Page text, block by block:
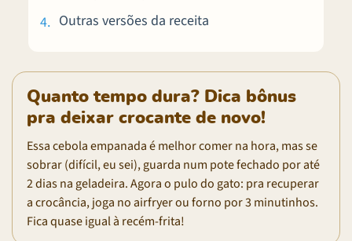
Outras versões da receita
Quanto tempo dura? Dica bônus
pra deixar crocante de novo!
Essa cebola empanada é melhor comer na hora, mas se
sobrar (difícil, eu sei), guarda num pote fechado por até
2 dias na geladeira. Agora o pulo do gato: pra recuperar
a crocância, joga no airfryer ou forno por 3 minutinhos.
Fica quase igual à recém-frita!